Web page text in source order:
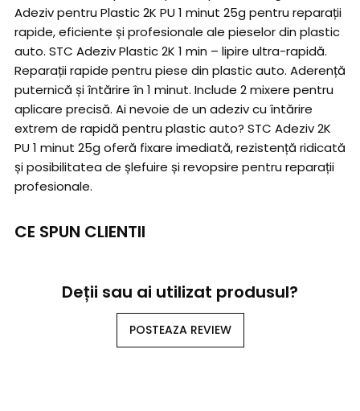
Adeziv pentru Plastic 2K PU 1 minut 25g pentru reparații
rapide, eficiente și profesionale ale pieselor din plastic
auto. STC Adeziv Plastic 2K 1 min – lipire ultra-rapidă.
Reparații rapide pentru piese din plastic auto. Aderență
puternică și întărire în 1 minut. Include 2 mixere pentru
aplicare precisă. Ai nevoie de un adeziv cu întărire
extrem de rapidă pentru plastic auto? STC Adeziv 2K
PU 1 minut 25g oferă fixare imediată, rezistență ridicată
și posibilitatea de șlefuire și revopsire pentru reparații
profesionale.
CE SPUN CLIENTII
Deții sau ai utilizat produsul?
POSTEAZA REVIEW